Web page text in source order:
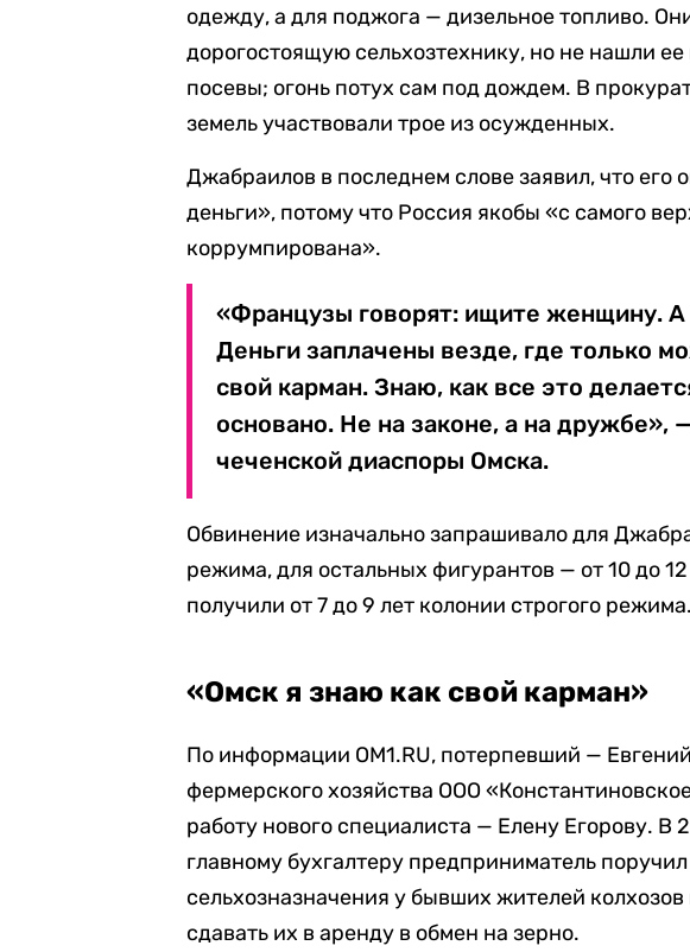
одежду, а для поджога — дизельное топливо.
дорогостоящую сельхозтехнику, но не нашли
посевы; огонь потух сам под дождем. В
земель участвовали трое из осужденных.
Джабраилов в последнем слове заявил, что его
деньги», потому что Россия якобы «с самого
коррумпирована».
«Французы говорят: ищите женщину. А
Деньги заплачены везде, где только
свой карман. Знаю, как все это
основано. Не на законе, а на дружбе»,
чеченской диаспоры Омска.
Обвинение изначально запрашивало для
режима, для остальных фигурантов — от 10 до
получили от 7 до 9 лет колонии строгого режима.
«Омск я знаю как свой карман»
По информации OM1.RU, потерпевший —
фермерского хозяйства ООО
работу нового специалиста — Елену Егорову. В
главному бухгалтеру предприниматель
сельхозназначения у бывших жителей колхозов
сдавать их в аренду в обмен на зерно.